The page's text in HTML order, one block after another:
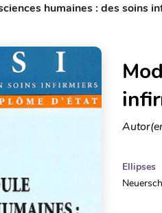
humaines : des soins
Ellipses